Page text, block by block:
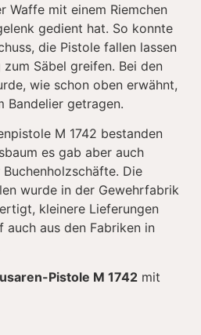
Waffe mit einem Riemchen
gedient hat. So konnte
die Pistole fallen lassen
Säbel greifen. Bei den
wie schon oben erwähnt,
Bandelier getragen.
M 1742 bestanden
es gab aber auch
Die
wurde in der Gewehrfabrik
kleinere Lieferungen
auch aus den Fabriken in
Pistole M 1742 mit